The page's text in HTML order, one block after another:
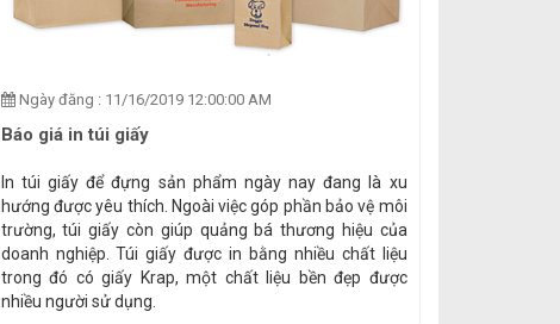
Ngày đăng : 11/16/2019 12:00:00 AM
Báo giá in túi giấy
In túi giấy để đựng sản phẩm ngày nay đang là xu
hướng được yêu thích. Ngoài việc góp phần bảo vệ môi
trường, túi giấy còn giúp quảng bá thương hiệu của
doanh nghiệp. Túi giấy được in bằng nhiều chất liệu
trong đó có giấy Krap, một chất liệu bền đẹp được
nhiều người sử dụng.